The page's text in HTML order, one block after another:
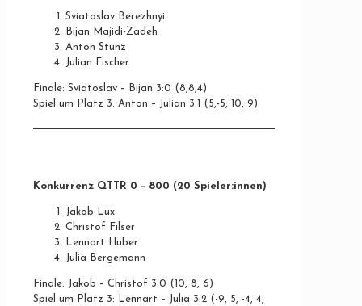
Sviatoslav Berezhnyi
Bijan Majidi-Zadeh
Anton Stünz
Julian Fischer
Finale: Sviatoslav – Bijan 3:0 (8,8,4)
Spiel um Platz 3: Anton – Julian 3:1 (5,-5, 10, 9)
Konkurrenz QTTR 0 – 800 (20 Spieler:innen)
Jakob Lux
Christof Filser
Lennart Huber
Julia Bergemann
Finale: Jakob – Christof 3:0 (10, 8, 6)
Spiel um Platz 3: Lennart – Julia 3:2 (-9, 5, -4, 4,